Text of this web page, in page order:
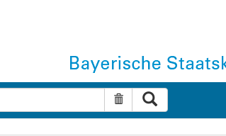
Suche zurücksetzen